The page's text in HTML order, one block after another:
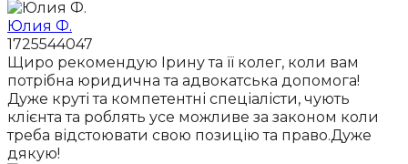
Юлия Ф.
1725544047
Щиро рекомендую Ірину та її колег, коли вам
потрібна юридична та адвокатська допомога!
Дуже круті та компетентні спеціалісти, чують
клієнта та роблять усе можливе за законом коли
треба відстоювати свою позицію та право.Дуже
дякую!